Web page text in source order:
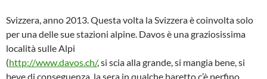
Svizzera, anno 2013. Questa volta la Svizzera è coinvolta solo
per una delle sue stazioni alpine. Davos è una graziosissima
località sulle Alpi
(http://www.davos.ch/, si scia alla grande, si mangia bene, si
beve di conseguenza, la sera in qualche baretto c’è perfino